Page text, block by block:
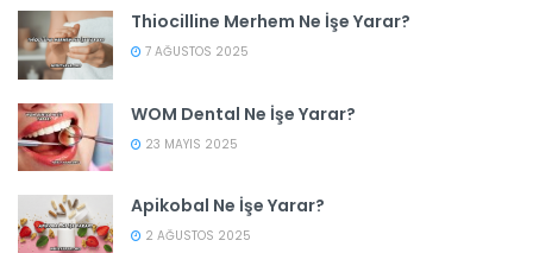
Thiocilline Merhem Ne İşe Yarar?
7 AĞUSTOS 2025
WOM Dental Ne İşe Yarar?
23 MAYIS 2025
Apikobal Ne İşe Yarar?
2 AĞUSTOS 2025